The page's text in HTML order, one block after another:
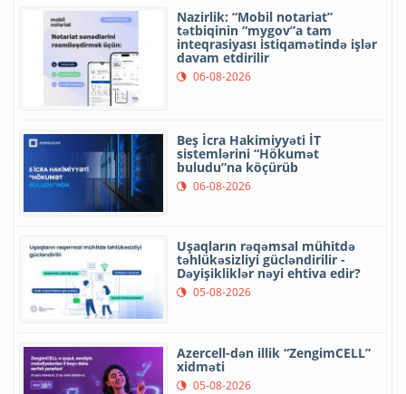
Nazirlik: “Mobil notariat”
tətbiqinin “mygov”a tam
inteqrasiyası istiqamətində işlər
davam etdirilir
06-08-2026
Beş İcra Hakimiyyəti İT
sistemlərini “Hökumət
buludu”na köçürüb
06-08-2026
Uşaqların rəqəmsal mühitdə
təhlükəsizliyi gücləndirilir -
Dəyişikliklər nəyi ehtiva edir?
05-08-2026
Azercell-dən illik “ZengimCELL”
xidməti
05-08-2026